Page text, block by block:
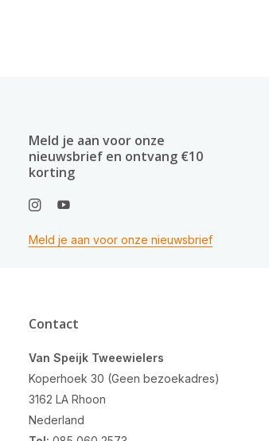
Meld je aan voor onze
nieuwsbrief en ontvang €10
korting
Meld je aan voor onze nieuwsbrief
Contact
Van Speijk Tweewielers
Koperhoek 30 (Geen bezoekadres)
3162 LA Rhoon
Nederland